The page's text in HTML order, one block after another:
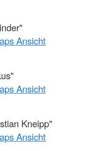
Ansicht
Ansicht
Kneipp"
Ansicht